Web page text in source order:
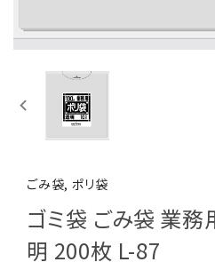
ごみ袋, ポリ袋
ゴミ袋 ごみ袋 業
明 200枚 L-87